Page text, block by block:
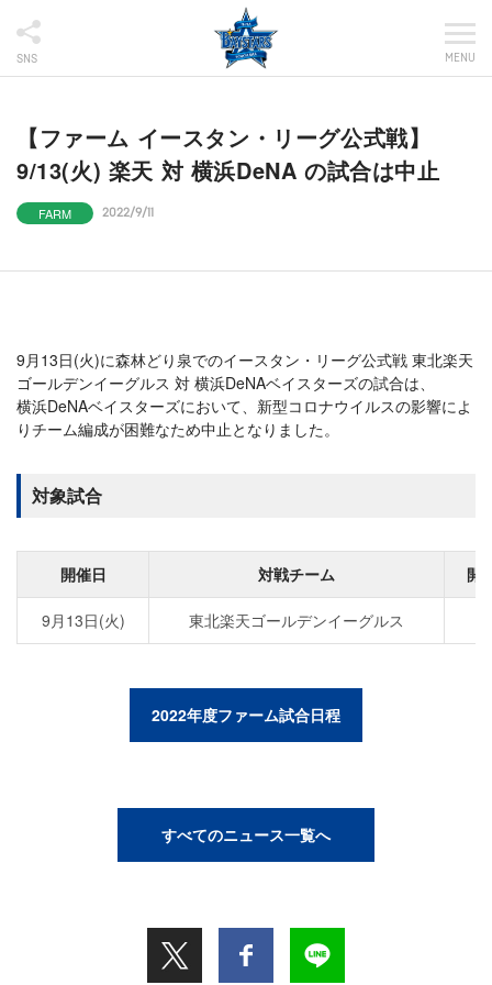
SNS MENU
【ファーム イースタン・リーグ公式戦】
9/13(火) 楽天 対 横浜DeNA の試合は中止
FARM 2022/9/11
9月13日(火)に森林どり泉でのイースタン・リーグ公式戦 東北楽天
ゴールデンイーグルス 対 横浜DeNAベイスターズの試合は、
横浜DeNAベイスターズにおいて、新型コロナウイルスの影響によ
りチーム編成が困難なため中止となりました。
対象試合
開催日 対戦チーム 開
9月13日(火) 東北楽天ゴールデンイーグルス
2022年度ファーム試合日程
すべてのニュース一覧へ